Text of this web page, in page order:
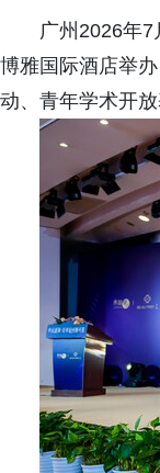
广州2026年
博雅国际酒店举
动、青年学术开